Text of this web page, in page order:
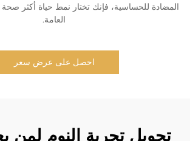
المضادة للحساسية، فإنك تختار نمط حياة أكثر
العامة.
احصل على عرض سعر
تحويل تجربة النوم لمن